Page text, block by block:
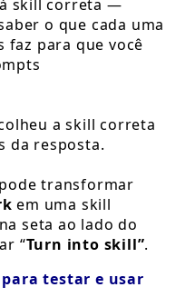
skill correta —
o que cada uma
faz para que você
a skill correta
da resposta.
transformar
em uma skill
seta ao lado do
“Turn into skill”.
testar e usar